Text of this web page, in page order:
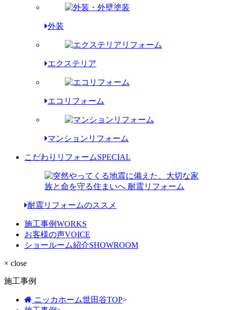
外装
エクステリア
エコリフォーム
マンションリフォーム
こだわりリフォームSPECIAL
耐震リフォームのススメ
施工事例WORKS
お客様の声VOICE
ショールーム紹介SHOWROOM
× close
施工事例
ニッカホーム世田谷TOP>